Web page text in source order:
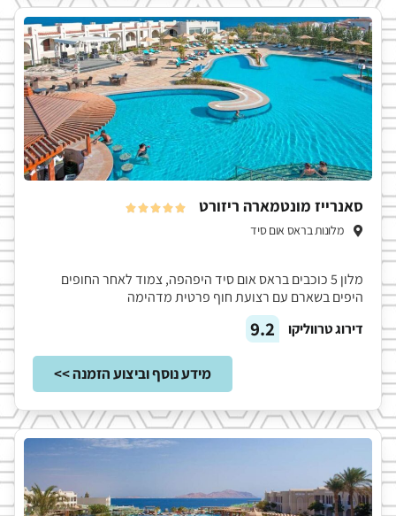
סאנרייז מונטמארה ריזורט 




מלונות בראס אום סיד
מלון 5 כוכבים בראס אום סיד היפהפה, צמוד לאחר החופים
היפים בשארם עם רצועת חוף פרטית מדהימה
דירוג טרווליקו
9.2
מידע נוסף וביצוע הזמנה >>